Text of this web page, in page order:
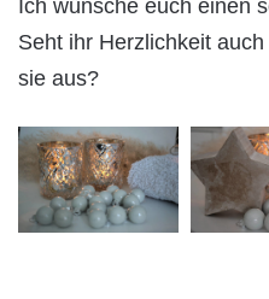
Ich wünsche euch einen
Seht ihr Herzlichkeit
sie aus?